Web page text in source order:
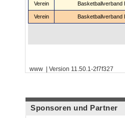
Verein Basketballverband
Verein Basketballverband
www | Version 11.50.1-2f7f327
Sponsoren und Partner